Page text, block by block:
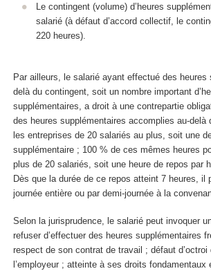
Le contingent (volume) d’heures
salarié (à défaut d’accord collectif, le
220 heures).
Par ailleurs, le salarié ayant effectué des heures
delà du contingent, soit un nombre important
supplémentaires, a droit à une contrepartie
des heures supplémentaires accomplies au-delà
les entreprises de 20 salariés au plus, soit une
supplémentaire ; 100 % de ces mêmes heures
plus de 20 salariés, soit une heure de repos par
Dès que la durée de ce repos atteint 7 heures, il
journée entière ou par demi-journée à la
Selon la jurisprudence, le salarié peut invoquer
refuser d’effectuer des heures supplémentaires
respect de son contrat de travail ; défaut
l’employeur ; atteinte à ses droits fondamentaux